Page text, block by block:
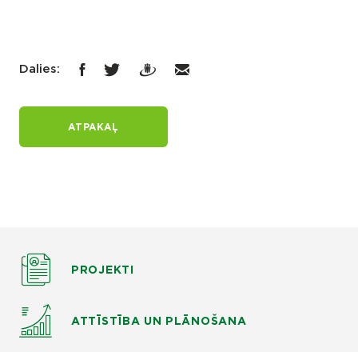
Dalies:
ATPAKAĻ
PROJEKTI
ATTĪSTĪBA UN PLĀNOŠANA